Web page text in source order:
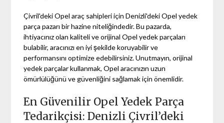
Çivril'deki Opel araç sahipleri için Denizli'deki Opel yedek
parça pazarı bir hazine niteliğindedir. Bu pazarda,
ihtiyacınız olan kaliteli ve orijinal Opel yedek parçaları
bulabilir, aracınızı en iyi şekilde koruyabilir ve
performansını optimize edebilirsiniz. Unutmayın, orijinal
yedek parçalar kullanmak, Opel aracınızın uzun
ömürlülüğünü ve güvenliğini sağlamak için önemlidir.
En Güvenilir Opel Yedek Parça
Tedarikçisi: Denizli Çivril’deki